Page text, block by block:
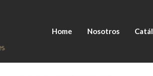
Home Nosotros